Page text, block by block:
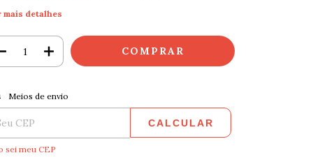
mais detalhes
para o CEP:
Meios de envio
CALCULAR
sei meu CEP